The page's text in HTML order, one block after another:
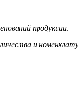
продукции.
и